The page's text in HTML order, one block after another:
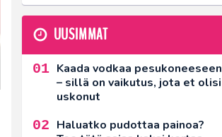
UUSIMMAT
Kaada vodkaa pesukoneeseen
– sillä on vaikutus, jota et olisi
uskonut
Haluatko pudottaa painoa?